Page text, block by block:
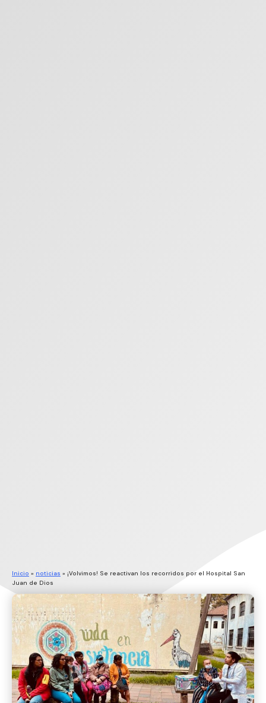
Inicio » noticias » ¡Volvimos! Se reactivan los recorridos por el Hospital San
Juan de Dios